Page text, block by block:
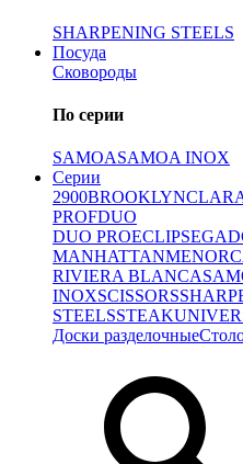
SHARPENING STEELS
Посуда
Сковороды
По серии
SAMOASAMOA INOX
Серии
2900BROOKLYN
PROFDUO
DUO PROECLIPSE
MANHATTAN
RIVIERA BLANCA
INOXSCISSORS
STEELSSTEAK
Доски разделочные